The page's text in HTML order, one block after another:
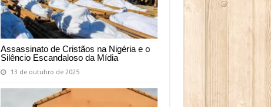
Assassinato de Cristãos na Nigéria e o
Silêncio Escandaloso da Mídia
13 de outubro de 2025